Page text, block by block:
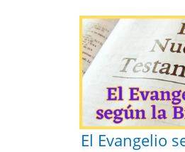
El Evangelio